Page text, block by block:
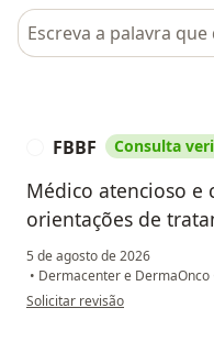
Pesquisar em opiniões
FBBF Consulta
Médico atencioso e
orientações de
5 de agosto de 2026
• Dermacenter e DermaOnco
na opinião do utilizador FBBF
Solicitar revisão